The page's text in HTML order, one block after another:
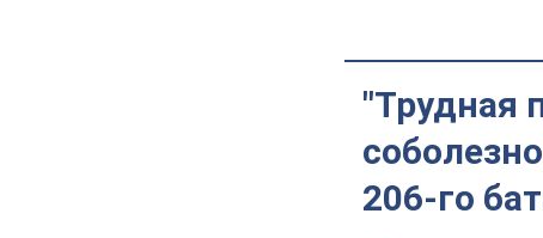
"Трудная
206-го